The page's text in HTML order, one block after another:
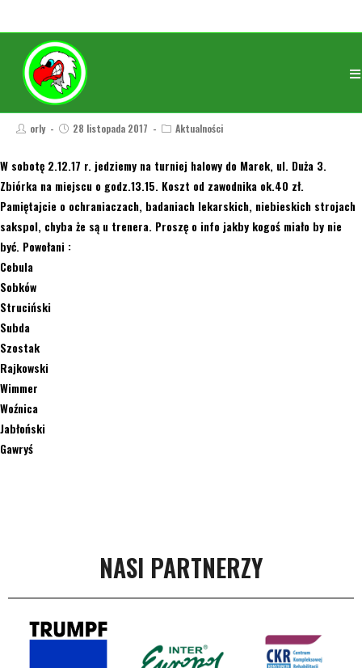
orly 28 listopada 2017 Aktualności
W sobotę 2.12.17 r. jedziemy na turniej halowy do Marek, ul. Duża 3.
Zbiórka na miejscu o godz.13.15. Koszt od zawodnika ok.40 zł.
Pamiętajcie o ochraniaczach, badaniach lekarskich, niebieskich strojach
sakspol, chyba że są u trenera. Proszę o info jakby kogoś miało by nie
być. Powołani :
Cebula
Sobków
Struciński
Subda
Szostak
Rajkowski
Wimmer
Woźnica
Jabłoński
Gawryś
NASI PARTNERZY